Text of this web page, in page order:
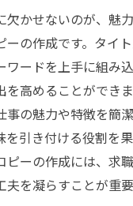
欠かせないのが、魅
ーの作成です。タイ
ワードを上手に組み
を高めることができ
事の魅力や特徴を簡
を引き付ける役割を
ピーの作成には、求
を凝らすことが重要